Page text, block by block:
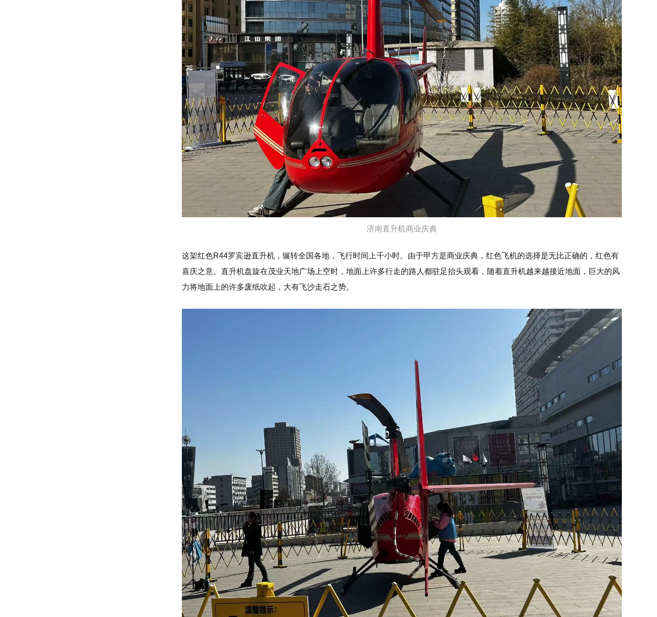
济南直升机商业庆典
这架红色R44罗宾逊直升机，辗转全国各地，飞行时间上千小时。由于甲方是商业庆典，红色飞机的选择是无比正确的，红色有
喜庆之意。直升机盘旋在茂业天地广场上空时，地面上许多行走的路人都驻足抬头观看，随着直升机越来越接近地面，巨大的风
力将地面上的许多废纸吹起，大有飞沙走石之势。